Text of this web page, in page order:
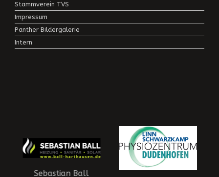
Stammverein TVS
Impressum
Panther Bildergalerie
Intern
Sebastian Ball